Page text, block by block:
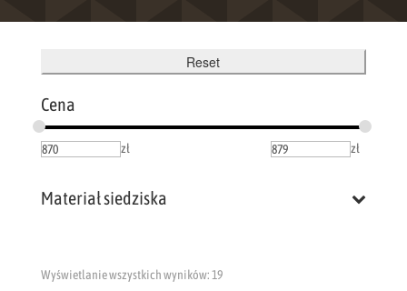
Reset
Cena
zł zł
Materiał siedziska
Wyświetlanie wszystkich wyników: 19